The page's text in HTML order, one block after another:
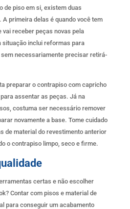
de piso em si, existem duas
primeira delas é quando você tem
vai receber peças novas pela
situação inclui reformas para
necessariamente precisar retirá-
preparar o contrapiso com capricho
assentar as peças. Já na
costuma ser necessário remover
novamente a base. Tome cuidado
de material do revestimento anterior
o contrapiso limpo, seco e firme.
certas e não escolher
Contar com pisos e material de
para conseguir um acabamento